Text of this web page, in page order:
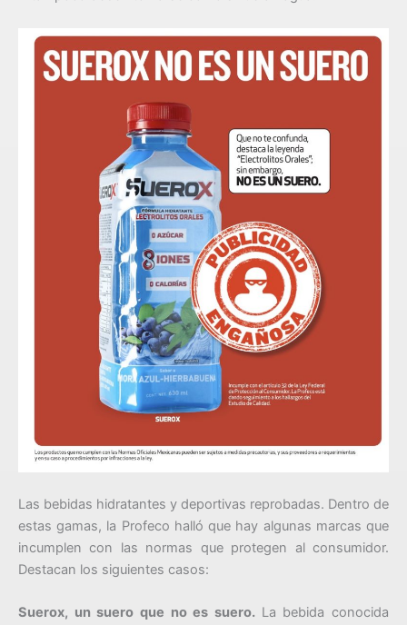
Las bebidas hidratantes y deportivas reprobadas. Dentro de
estas gamas, la Profeco halló que hay algunas marcas que
incumplen con las normas que protegen al consumidor.
Destacan los siguientes casos:
Suerox, un suero que no es suero. La bebida conocida